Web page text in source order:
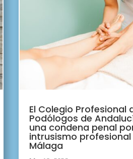
El Colegio Profesional
Podólogos de
una condena penal
intrusismo profesional
Málaga